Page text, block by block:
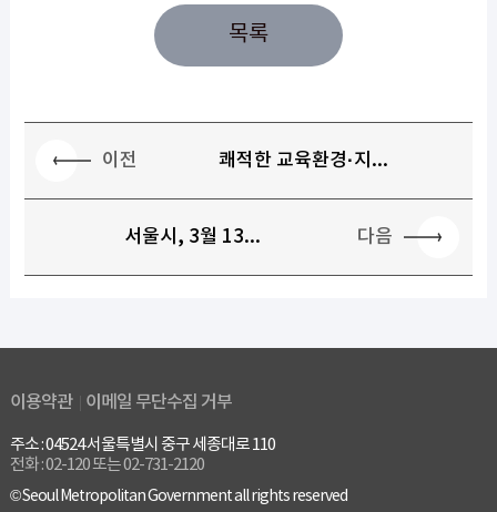
목록
이전 쾌적한 교육환경·지...
서울시, 3월 13... 다음
이용약관 이메일 무단수집 거부
주소 : 04524 서울특별시 중구 세종대로 110
전화 : 02-120 또는 02-731-2120
© Seoul Metropolitan Government all rights reserved